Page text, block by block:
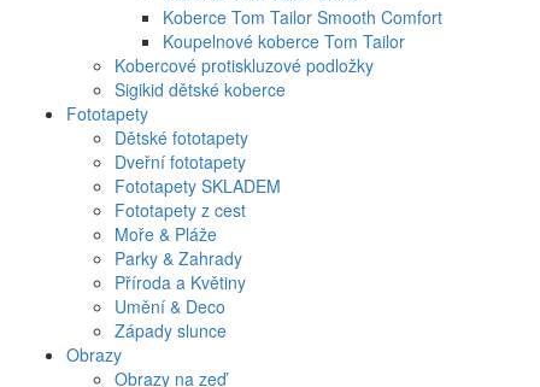
Koberce Tom Tailor Smooth Comfort
Koupelnové koberce Tom Tailor
Kobercové protiskluzové podložky
Sigikid dětské koberce
Fototapety
Dětské fototapety
Dveřní fototapety
Fototapety SKLADEM
Fototapety z cest
Moře & Pláže
Parky & Zahrady
Příroda a Květiny
Umění & Deco
Západy slunce
Obrazy
Obrazy na zeď